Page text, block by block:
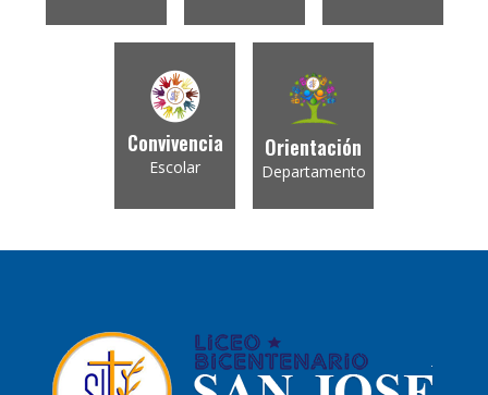
Convivencia
Escolar
Orientación
Departamento